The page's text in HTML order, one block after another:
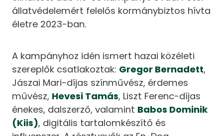
állatvédelemért felelős kormánybiztos hívta
életre 2023-ban.
A kampányhoz idén ismert hazai közéleti
szereplők csatlakoztak: Gregor Bernadett,
Jászai Mari-díjas színművész, érdemes
művész, Hevesi Tamás, Liszt Ferenc-díjas
énekes, dalszerző, valamint Babos Dominik
(Kiis), digitális tartalomkészítő és